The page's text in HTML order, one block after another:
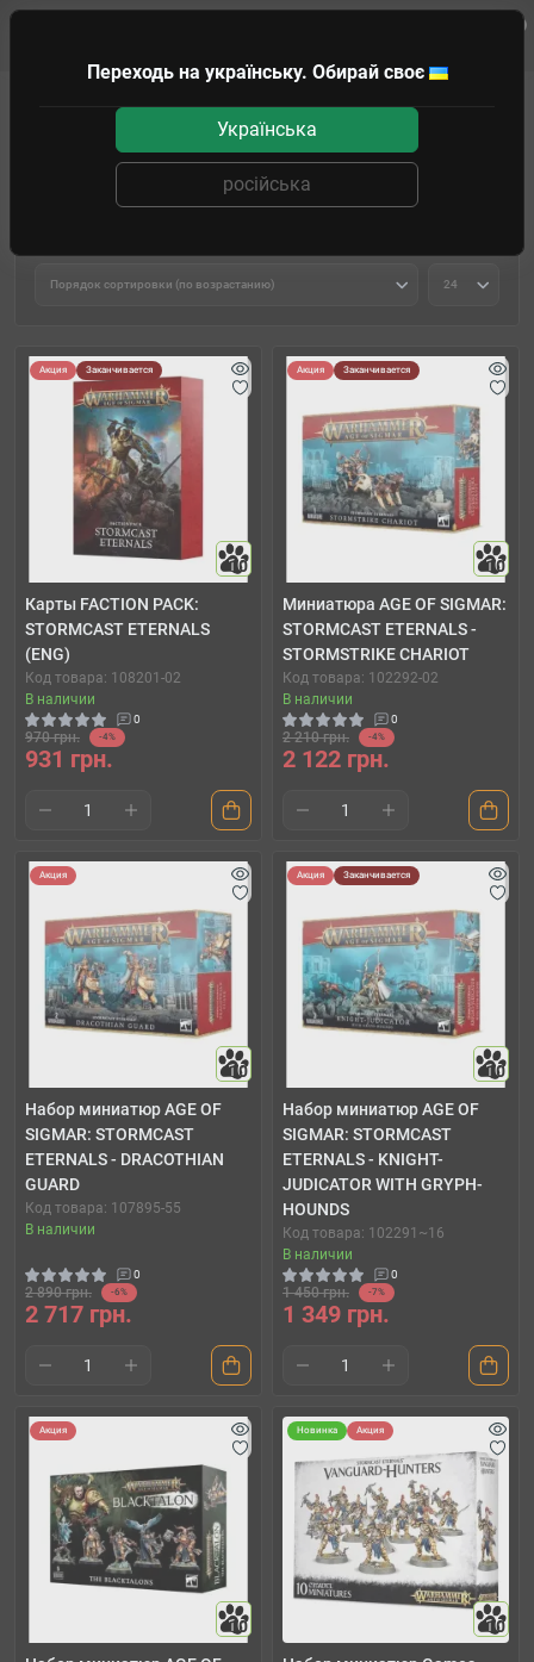
Фильтр товаров
Акция Заканчивается
10
Карты FACTION PACK:
STORMCAST ETERNALS
(ENG)
Код товара: 108201-02
В наличии
0
970 грн. -4%
931 грн.
Акция Заканчивается
10
Миниатюра AGE OF SIGMAR:
STORMCAST ETERNALS -
STORMSTRIKE CHARIOT
Код товара: 102292-02
В наличии
0
2 210 грн. -4%
2 122 грн.
Акция
10
Набор миниатюр AGE OF
SIGMAR: STORMCAST
ETERNALS - DRACOTHIAN
GUARD
Код товара: 107895-55
В наличии
0
2 890 грн. -6%
2 717 грн.
Акция Заканчивается
10
Набор миниатюр AGE OF
SIGMAR: STORMCAST
ETERNALS - KNIGHT-
JUDICATOR WITH GRYPH-
HOUNDS
Код товара: 102291~16
В наличии
0
1 450 грн. -7%
1 349 грн.
Акция
10
Новинка Акция
10
Переходь на українську. Обирай своє
Українська
російська